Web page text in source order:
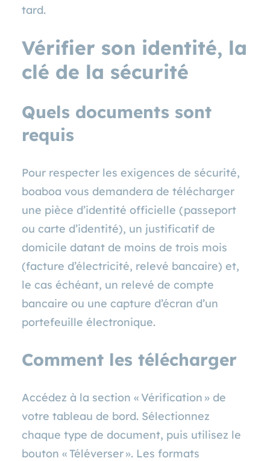
tard.
Vérifier son identité, la
clé de la sécurité
Quels documents sont
requis
Pour respecter les exigences de sécurité,
boaboa vous demandera de télécharger
une pièce d’identité officielle (passeport
ou carte d’identité), un justificatif de
domicile datant de moins de trois mois
(facture d’électricité, relevé bancaire) et,
le cas échéant, un relevé de compte
bancaire ou une capture d’écran d’un
portefeuille électronique.
Comment les télécharger
Accédez à la section « Vérification » de
votre tableau de bord. Sélectionnez
chaque type de document, puis utilisez le
bouton « Téléverser ». Les formats